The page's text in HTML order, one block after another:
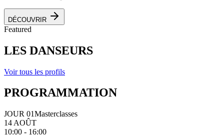
DÉCOUVRIR
Featured
LES DANSEURS
Voir tous les profils
PROGRAMMATION
JOUR 01Masterclasses
14 AOÛT
10:00 - 16:00